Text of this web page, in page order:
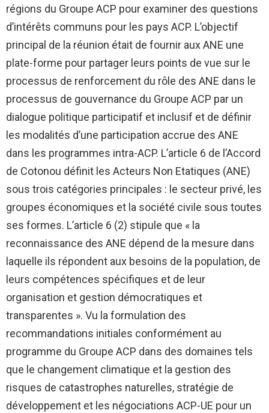
régions du Groupe ACP pour examiner des questions
d’intérêts communs pour les pays ACP. L’objectif
principal de la réunion était de fournir aux ANE une
plate-forme pour partager leurs points de vue sur le
processus de renforcement du rôle des ANE dans le
processus de gouvernance du Groupe ACP par un
dialogue politique participatif et inclusif et de définir
les modalités d’une participation accrue des ANE
dans les programmes intra-ACP. L’article 6 de l’Accord
de Cotonou définit les Acteurs Non Etatiques (ANE)
sous trois catégories principales : le secteur privé, les
groupes économiques et la société civile sous toutes
ses formes. L’article 6 (2) stipule que « la
reconnaissance des ANE dépend de la mesure dans
laquelle ils répondent aux besoins de la population, de
leurs compétences spécifiques et de leur
organisation et gestion démocratiques et
transparentes ». Vu la formulation des
recommandations initiales conformément au
programme du Groupe ACP dans des domaines tels
que le changement climatique et la gestion des
risques de catastrophes naturelles, stratégie de
développement et les négociations ACP-UE pour un